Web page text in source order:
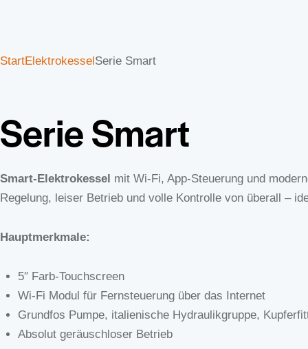
StartElektrokessel Serie Smart
Serie Smart
Smart-Elektrokessel mit Wi-Fi, App-Steuerung und
Regelung, leiser Betrieb und volle Kontrolle von überall –
Hauptmerkmale:
5″ Farb-Touchscreen
Wi-Fi Modul für Fernsteuerung über das Internet
Grundfos Pumpe, italienische Hydraulikgruppe,
Absolut geräuschloser Betrieb